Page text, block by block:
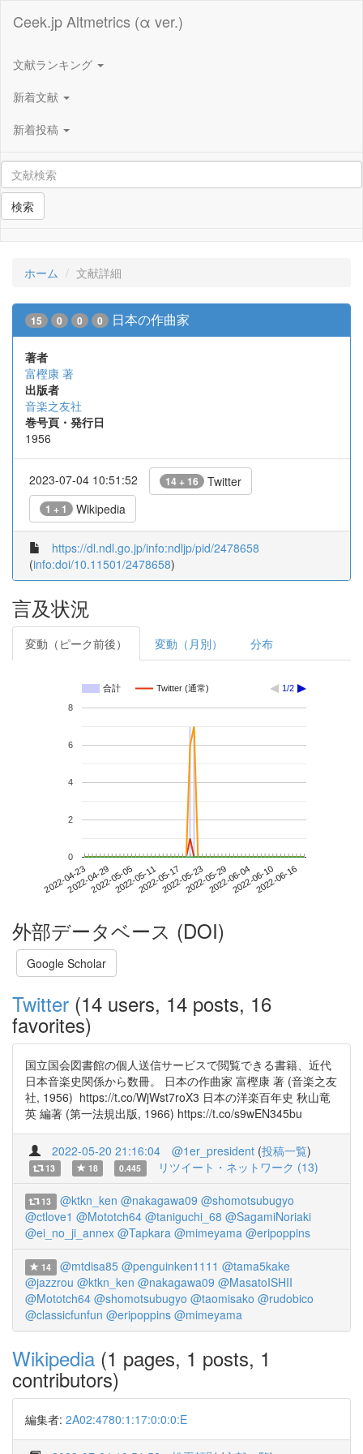
Ceek.jp Altmetrics (α ver.)
文献ランキング
新着文献
新着投稿
検索
ホーム 文献詳細
15 0 0 0 日本の作曲家
著者
富樫康 著
出版者
音楽之友社
巻号頁・発行日
1956
2023-07-04 10:51:52 14 + 16 Twitter
1 + 1 Wikipedia
https://dl.ndl.go.jp/info:ndljp/pid/2478658
(info:doi/10.11501/2478658)
言及状況
変動（ピーク前後） 変動（月別） 分布
合計 Twitter (通常) 1/2
2022-04-232022-04-292022-05-052022-05-112022-05-172022-05-232022-05-292022-06-042022-06-102022-06-16
0
2
4
6
8
外部データベース (DOI)
Google Scholar
Twitter (14 users, 14 posts, 16
favorites)
国立国会図書館の個人送信サービスで閲覧できる書籍、近代
日本音楽史関係から数冊。 日本の作曲家 富樫康 著 (音楽之友
社, 1956) https://t.co/WjWst7roX3 日本の洋楽百年史 秋山竜
英 編著 (第一法規出版, 1966) https://t.co/s9wEN345bu
2022-05-20 21:16:04 @1er_president (投稿一覧)
13 18 0.445 リツイート・ネットワーク (13)
13 @ktkn_ken @nakagawa09 @shomotsubugyo
@ctlove1 @Mototch64 @taniguchi_68 @SagamiNoriaki
@ei_no_ji_annex @Tapkara @mimeyama @eripoppins
14 @mtdisa85 @penguinken1111 @tama5kake
@jazzrou @ktkn_ken @nakagawa09 @MasatoISHII
@Mototch64 @shomotsubugyo @taomisako @rudobico
@classicfunfun @eripoppins @mimeyama
Wikipedia (1 pages, 1 posts, 1
contributors)
編集者: 2A02:4780:1:17:0:0:0:E